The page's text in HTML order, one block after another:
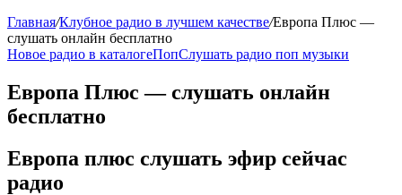
Главная/Клубное радио в лучшем качестве/Европа Плюс —
слушать онлайн бесплатно
Новое радио в каталогеПопСлушать радио поп музыки
Европа Плюс — слушать онлайн
бесплатно
Европа плюс слушать эфир сейчас
радио